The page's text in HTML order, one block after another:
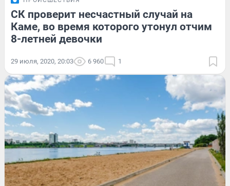
СК проверит несчастный случай на
Каме, во время которого утонул отчим
8-летней девочки
29 июля, 2020, 20:03 6 960 1